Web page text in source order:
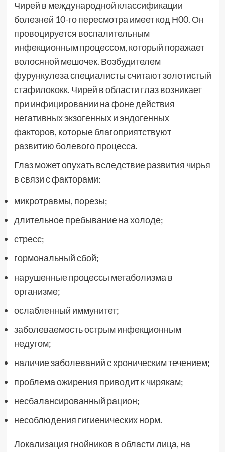
Чирей в международной классификации
болезней 10-го пересмотра имеет код Н00. Он
провоцируется воспалительным
инфекционным процессом, который поражает
волосяной мешочек. Возбудителем
фурункулеза специалисты считают золотистый
стафилококк. Чирей в области глаз возникает
при инфицировании на фоне действия
негативных экзогенных и эндогенных
факторов, которые благоприятствуют
развитию болевого процесса.
Глаз может опухать вследствие развития чирья
в связи с факторами:
микротравмы, порезы;
длительное пребывание на холоде;
стресс;
гормональный сбой;
нарушенные процессы метаболизма в
организме;
ослабленный иммунитет;
заболеваемость острым инфекционным
недугом;
наличие заболеваний с хроническим течением;
проблема ожирения приводит к чирякам;
несбалансированный рацион;
несоблюдения гигиенических норм.
Локализация гнойников в области лица, на